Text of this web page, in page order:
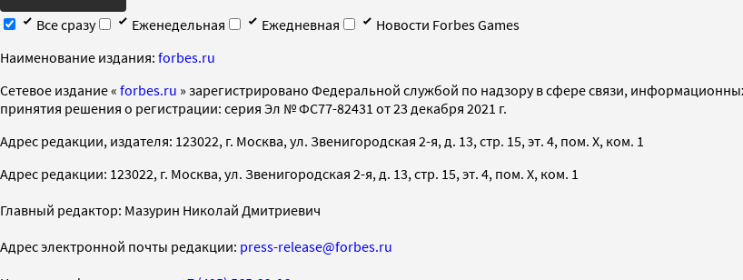
Все сразу
Еженедельная Ежедневная
Новости Forbes Games
Наименование издания: forbes.ru
Cетевое издание « forbes.ru » зарегистрировано Федеральной службой по надзору в сфере связи,
принятия решения о регистрации: серия Эл № ФС77-82431 от 23 декабря 2021 г.
Адрес редакции, издателя: 123022, г. Москва, ул. Звенигородская 2-я, д. 13, стр. 15, эт. 4, пом. X, ком. 1
Адрес редакции: 123022, г. Москва, ул. Звенигородская 2-я, д. 13, стр. 15, эт. 4, пом. X, ком. 1
Главный редактор: Мазурин Николай Дмитриевич
Адрес электронной почты редакции: press-release@forbes.ru